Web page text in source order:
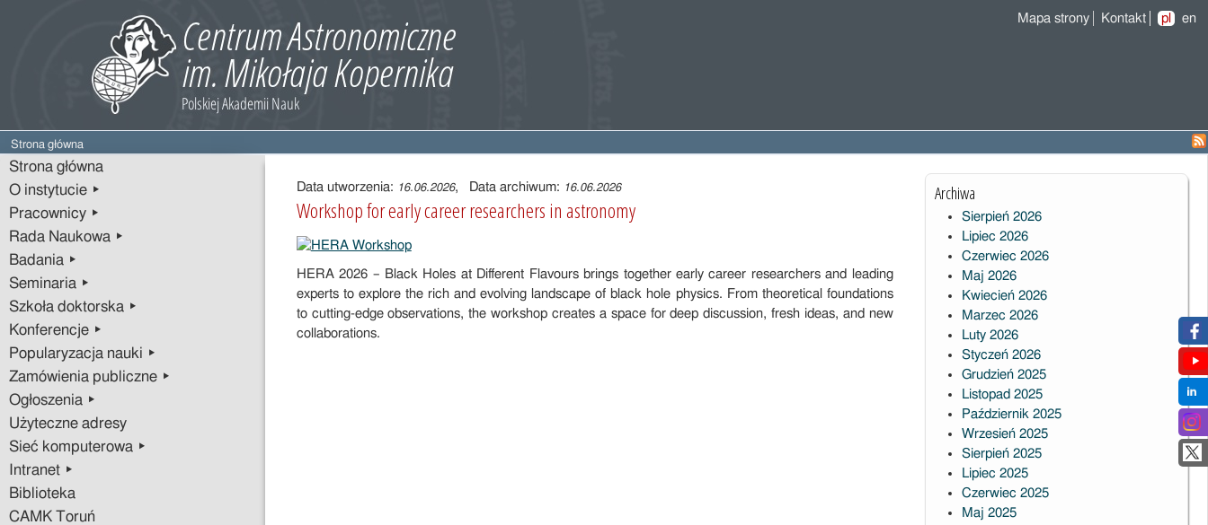
Mapa strony Kontakt pl en
Strona główna
Strona główna
O instytucie ▸
Pracownicy ▸
Rada Naukowa ▸
Badania ▸
Seminaria ▸
Szkoła doktorska ▸
Konferencje ▸
Popularyzacja nauki ▸
Zamówienia publiczne ▸
Ogłoszenia ▸
Użyteczne adresy
Sieć komputerowa ▸
Intranet ▸
Biblioteka
CAMK Toruń
Treść
wpisuData utworzenia: 16.06.2026, Data archiwum: 16.06.2026
Workshop for early career researchers in astronomy
HERA 2026 – Black Holes at Different Flavours brings together early career researchers and leading
experts to explore the rich and evolving landscape of black hole physics. From theoretical foundations
to cutting-edge observations, the workshop creates a space for deep discussion, fresh ideas, and new
collaborations.
Archiwa
Sierpień 2026
Lipiec 2026
Czerwiec 2026
Maj 2026
Kwiecień 2026
Marzec 2026
Luty 2026
Styczeń 2026
Grudzień 2025
Listopad 2025
Październik 2025
Wrzesień 2025
Sierpień 2025
Lipiec 2025
Czerwiec 2025
Maj 2025